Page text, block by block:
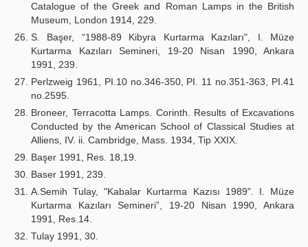
Catalogue of the Greek and Roman Lamps in the British
Museum, London 1914, 229.
S. Başer, “1988-89 Kibyra Kurtarma Kazıları", I. Müze
Kurtarma Kazıları Semineri, 19-20 Nisan 1990, Ankara
1991, 239.
Perlzweig 1961, PI.10 no.346-350, PI. 11 no.351-363, PI.41
no.2595.
Broneer, Terracotta Lamps. Corinth. Results of Excavations
Conducted by the American School of Classical Studies at
Alliens, IV. ii. Cambridge, Mass. 1934, Tip XXIX.
Başer 1991, Res. 18,19.
Baser 1991, 239.
A.Semih Tulay, "Kabalar Kurtarma Kazısı 1989". I. Müze
Kurtarma Kazıları Semineri”, 19-20 Nisan 1990, Ankara
1991, Res.14.
Tulay 1991, 30.